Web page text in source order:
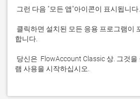
램 사용을 시작하십시오.